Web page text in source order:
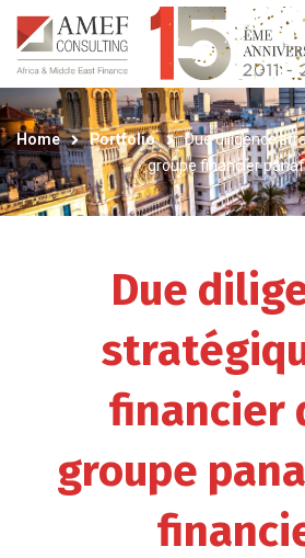
Home Portfolio
Due diligence
groupe financier
Due
financier
groupe